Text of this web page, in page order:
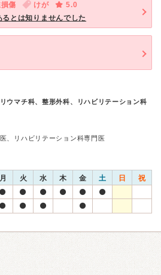
傷 けが
5.0
とは知りませんでした
ウマチ科、整形外科、リハビリテーション科
、リハビリテーション科専門医
月 火 水 木 金 土 日 祝